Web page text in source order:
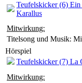
Teufelskicker (6)
Karallus
Mitwirkung:
Titelsong und Musik:
Hörspiel
Teufelskicker (7) La
Mitwirkung: